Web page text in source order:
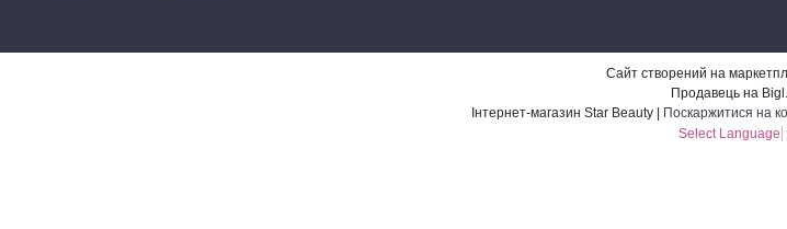
Сайт створений на
Продавець на
Інтернет-магазин Star Beauty | Поскаржитися на
Select Language